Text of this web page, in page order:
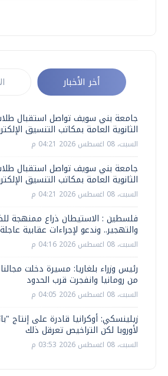
أخر الأخبار
جامعة بني سويف تواصل استقبال
الثانوية العامة بمكاتب التنسيق
السبت، 08 اغسطس 2026 04:21 م
جامعة بني سويف تواصل استقبال
الثانوية العامة بمكاتب التنسيق
السبت، 08 اغسطس 2026 04:21 م
فلسطين : الاستيطان ذراع ممنهجة
والتهجير.. وندعو لإجراءات عقابية عاجلة
السبت، 08 اغسطس 2026 04:16 م
رئيس وزراء بلغاريا: مسيرة دخلت
من رومانيا وانفجرت قرب الحدود
السبت، 08 اغسطس 2026 04:05 م
زيلينسكي: أوكرانيا قادرة على إنتاج
لأوروبا لكن التراخيص تعرقل ذلك
السبت، 08 اغسطس 2026 03:53 م